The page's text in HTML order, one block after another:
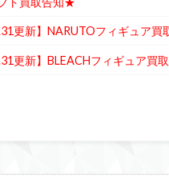
更新】NARUTOフィギュア買
更新】BLEACHフィギュア買